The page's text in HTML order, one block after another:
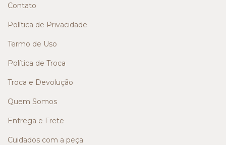
Contato
Política de Privacidade
Termo de Uso
Política de Troca
Troca e Devolução
Quem Somos
Entrega e Frete
Cuidados com a peça